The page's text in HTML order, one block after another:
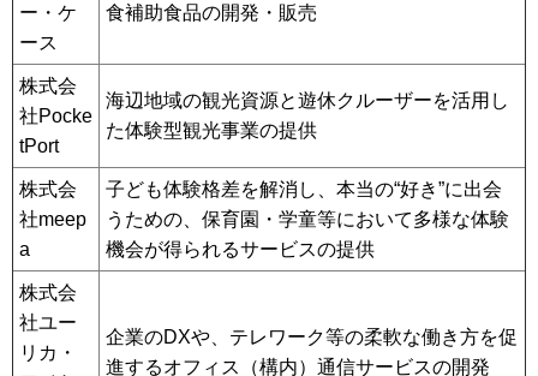
ー・ケ
ース
食補助食品の開発・販売
株式会
社Pocke
tPort
海辺地域の観光資源と遊休クルーザーを活用し
た体験型観光事業の提供
株式会
社meep
a
子ども体験格差を解消し、本当の“好き”に出会
うための、保育園・学童等において多様な体験
機会が得られるサービスの提供
株式会
社ユー
リカ・
企業のDXや、テレワーク等の柔軟な働き方を促
進するオフィス（構内）通信サービスの開発